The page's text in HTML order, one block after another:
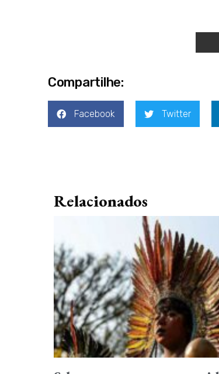
Compartilhe:
Facebook Twitter
Relacionados